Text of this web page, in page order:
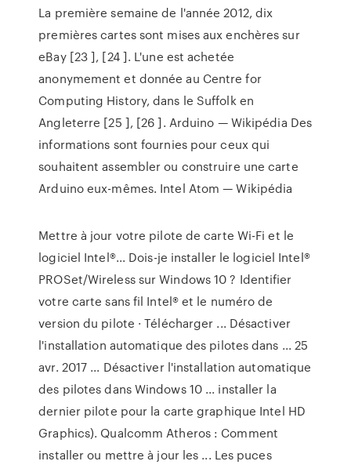
La première semaine de l'année 2012, dix
premières cartes sont mises aux enchères sur
eBay [23 ], [24 ]. L'une est achetée
anonymement et donnée au Centre for
Computing History, dans le Suffolk en
Angleterre [25 ], [26 ]. Arduino — Wikipédia Des
informations sont fournies pour ceux qui
souhaitent assembler ou construire une carte
Arduino eux-mêmes. Intel Atom — Wikipédia
Mettre à jour votre pilote de carte Wi-Fi et le
logiciel Intel®... Dois-je installer le logiciel Intel®
PROSet/Wireless sur Windows 10 ? Identifier
votre carte sans fil Intel® et le numéro de
version du pilote · Télécharger ... Désactiver
l'installation automatique des pilotes dans ... 25
avr. 2017 ... Désactiver l'installation automatique
des pilotes dans Windows 10 ... installer la
dernier pilote pour la carte graphique Intel HD
Graphics). Qualcomm Atheros : Comment
installer ou mettre à jour les ... Les puces